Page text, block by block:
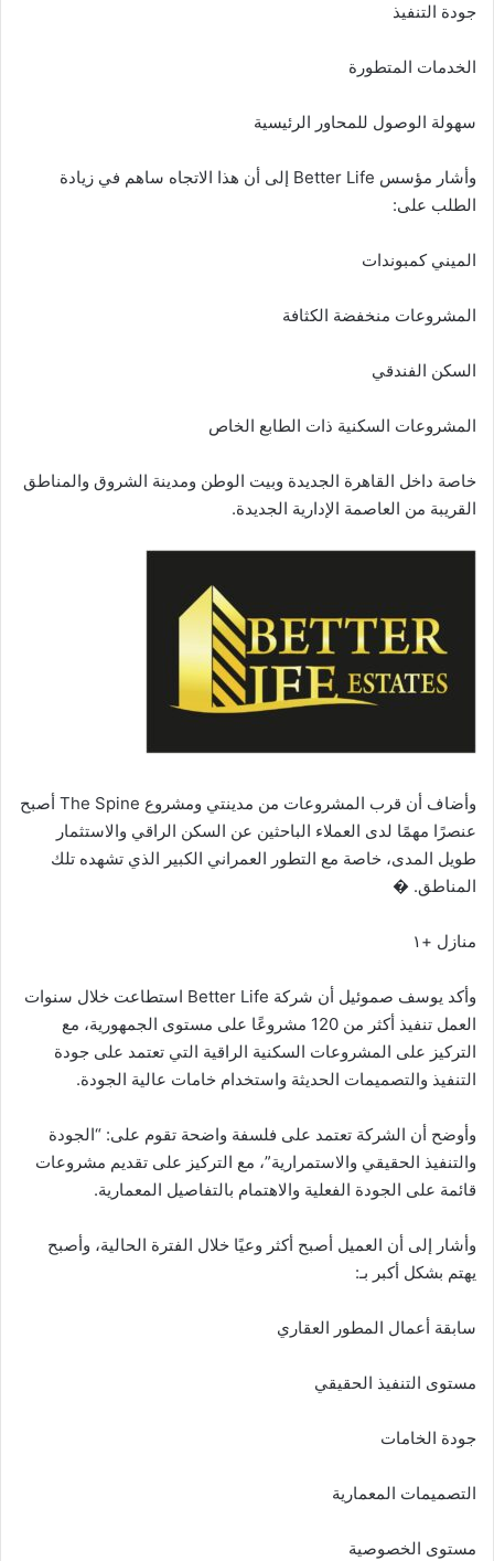
جودة التنفيذ
الخدمات المتطورة
سهولة الوصول للمحاور الرئيسية
وأشار مؤسس Better Life إلى أن هذا الاتجاه ساهم في زيادة
الطلب على:
الميني كمبوندات
المشروعات منخفضة الكثافة
السكن الفندقي
المشروعات السكنية ذات الطابع الخاص
خاصة داخل القاهرة الجديدة وبيت الوطن ومدينة الشروق والمناطق
القريبة من العاصمة الإدارية الجديدة.
وأضاف أن قرب المشروعات من مدينتي ومشروع The Spine أصبح
عنصرًا مهمًا لدى العملاء الباحثين عن السكن الراقي والاستثمار
طويل المدى، خاصة مع التطور العمراني الكبير الذي تشهده تلك
المناطق. �
منازل +١
وأكد يوسف صموئيل أن شركة Better Life استطاعت خلال سنوات
العمل تنفيذ أكثر من 120 مشروعًا على مستوى الجمهورية، مع
التركيز على المشروعات السكنية الراقية التي تعتمد على جودة
التنفيذ والتصميمات الحديثة واستخدام خامات عالية الجودة.
وأوضح أن الشركة تعتمد على فلسفة واضحة تقوم على: “الجودة
والتنفيذ الحقيقي والاستمرارية”، مع التركيز على تقديم مشروعات
قائمة على الجودة الفعلية والاهتمام بالتفاصيل المعمارية.
وأشار إلى أن العميل أصبح أكثر وعيًا خلال الفترة الحالية، وأصبح
يهتم بشكل أكبر بـ:
سابقة أعمال المطور العقاري
مستوى التنفيذ الحقيقي
جودة الخامات
التصميمات المعمارية
مستوى الخصوصية